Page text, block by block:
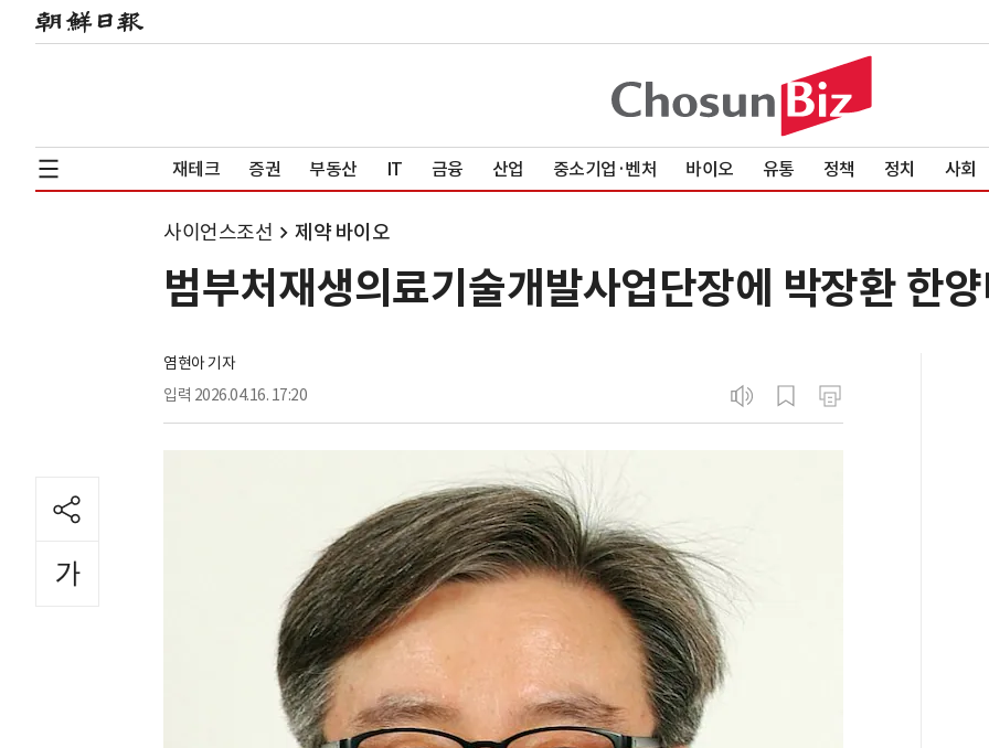
재테크 증권 부동산 IT 금융 산업 중소기업·벤처 바이오 유통 정책 정치 사회
사이언스조선 제약 바이오
범부처재생의료기술개발사업단장에 박장환 한
염현아 기자
입력 2026.04.16. 17:20